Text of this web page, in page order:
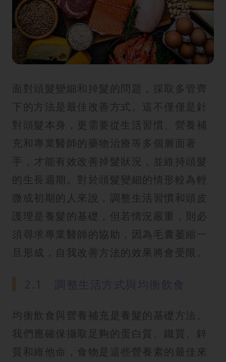
面對頭髮變細和掉髮的問題，採取多管齊
下的方法是最佳改善方式。這不僅僅是針
對頭髮本身，更需要從生活習慣、營養補
充和專業醫師的藥物治療等多個層面著
手，才能有效改善掉髮狀況，並維持頭髮
的生長週期。對於頭髮變細的情形較為輕
微或初期的人來說，調整生活習慣和頭皮
護理是養髮的基礎，但若情況嚴重，則必
須尋求專業醫師的協助，因為毛囊萎縮一
旦形成，自我改善方法的效果將會受限。
均衡飲食與營養補充是養髮的基礎方法。
我們應確保攝取足夠的蛋白質、鐵質、鋅
質和維他命，食物是這些營養素的最佳來